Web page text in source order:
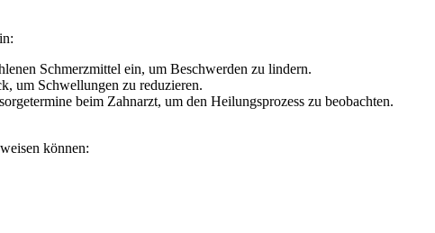
Schmerzmittel ein, um Beschwerden zu lindern.
um Schwellungen zu reduzieren.
beim Zahnarzt, um den Heilungsprozess zu beobachten.
können: